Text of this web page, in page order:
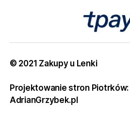
© 2021 Zakupy u Lenki
Projektowanie stron Piotrków:
AdrianGrzybek.pl